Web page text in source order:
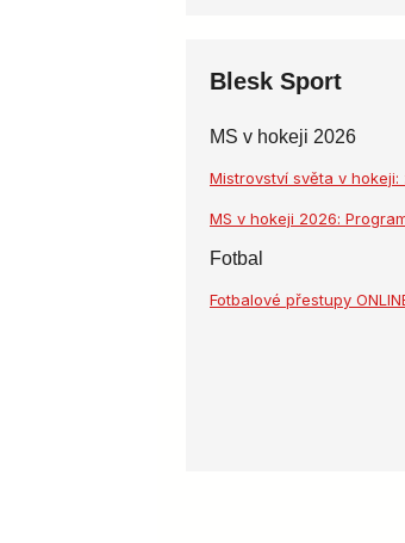
Blesk Sport
MS v hokeji 2026
Mistrovství světa v
MS v hokeji 2026:
Fotbal
Fotbalové přestupy